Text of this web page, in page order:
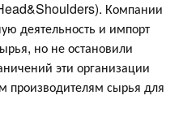
Компании
деятельность и импорт
но не остановили
эти организации
производителям сырья для